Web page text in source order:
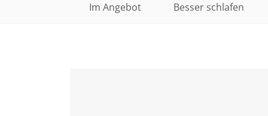
Im Angebot Besser schlafen